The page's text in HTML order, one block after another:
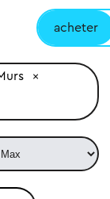
acheter